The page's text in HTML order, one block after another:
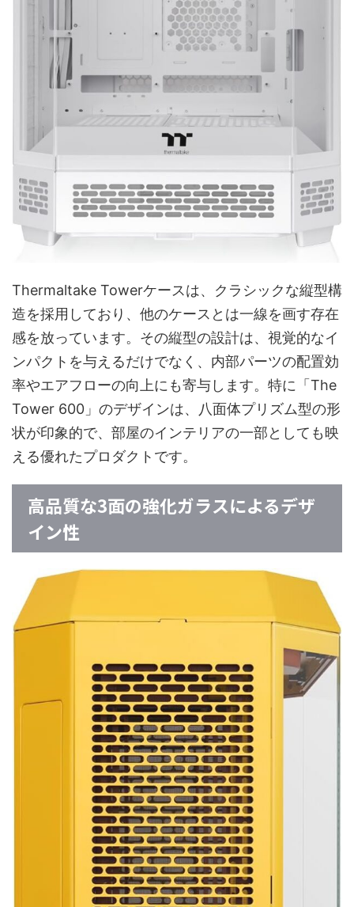
Thermaltake Towerケースは、クラシックな縦型構
造を採用しており、他のケースとは一線を画す存在
感を放っています。その縦型の設計は、視覚的なイ
ンパクトを与えるだけでなく、内部パーツの配置効
率やエアフローの向上にも寄与します。特に「The
Tower 600」のデザインは、八面体プリズム型の形
状が印象的で、部屋のインテリアの一部としても映
える優れたプロダクトです。
高品質な3面の強化ガラスによるデザ
イン性